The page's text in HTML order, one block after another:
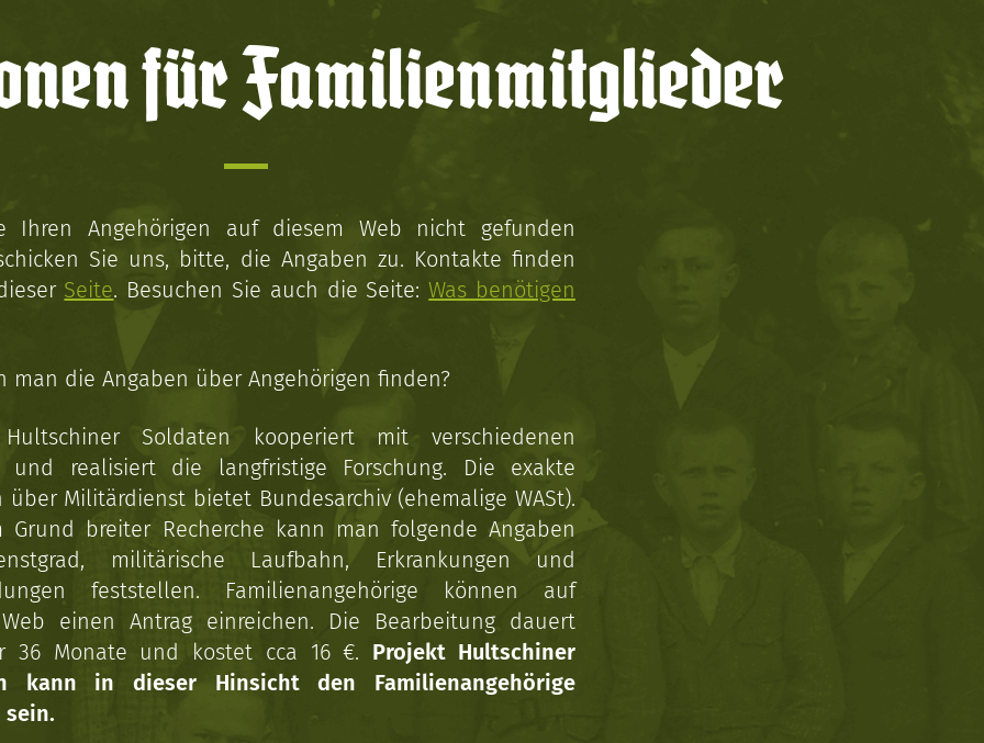
für Familienmitglieder
Ihren Angehörigen auf diesem Web nicht gefunden
Sie uns, bitte, die Angaben zu. Kontakte finden
Seite. Besuchen Sie auch die Seite:Was benötigen
man die Angaben über Angehörigen finden?
Soldaten kooperiert mit verschiedenen
und realisiert die langfristige Forschung. Die exakte
über Militärdienst bietet Bundesarchiv (ehemalige WASt).
Grund breiter Recherche kann man folgende Angaben
militärische Laufbahn, Erkrankungen und
feststellen. Familienangehörige können auf
einen Antrag einreichen. Die Bearbeitung dauert
36 Monate und kostet cca 16 €. Projekt Hultschiner
kann in dieser Hinsicht den Familienangehörige